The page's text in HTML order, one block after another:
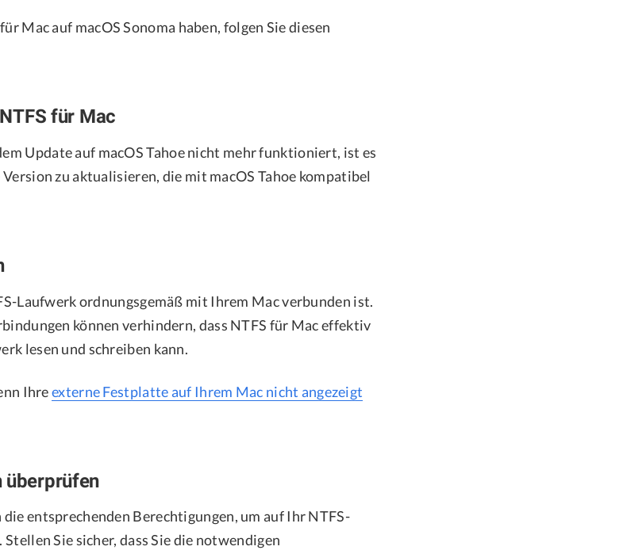
Mac auf macOS Sonoma haben, folgen Sie diesen
für Mac
Update auf macOS Tahoe nicht mehr funktioniert, ist es
zu aktualisieren, die mit macOS Tahoe kompatibel
Laufwerk ordnungsgemäß mit Ihrem Mac verbunden ist.
können verhindern, dass NTFS für Mac effektiv
lesen und schreiben kann.
Ihreexterne Festplatte auf Ihrem Mac nicht angezeigt
überprüfen
entsprechenden Berechtigungen, um auf Ihr NTFS-
Sie sicher, dass Sie die notwendigen